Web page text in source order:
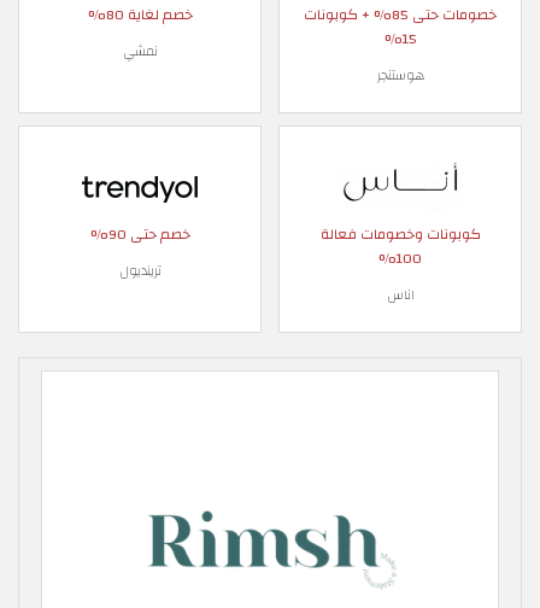
خصومات حتى 85% + كوبونات
15%
هوستنجر
خصم لغاية 80%
نمشي
كوبونات وخصومات فعالة
100%
اناس
خصم حتى 90%
ترينديول